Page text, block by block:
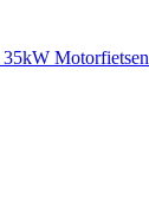
35kW Motorfietsen